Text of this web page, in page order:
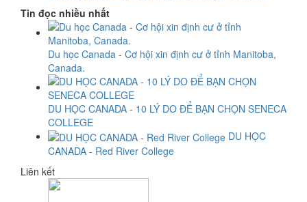
Tin đọc nhiều nhất
Du học Canada - Cơ hội xin định cư ở tỉnh Manitoba,
Canada.
DU HỌC CANADA - 10 LÝ DO ĐỂ BẠN CHỌN SENECA
COLLEGE
DU HỌC
CANADA - Red River College
Liên kết